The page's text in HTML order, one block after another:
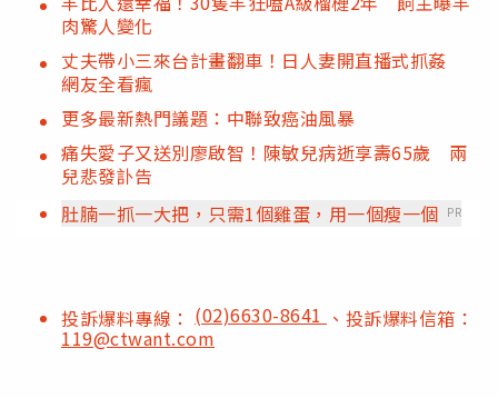
肉驚人變化
丈夫帶小三來台計畫翻車！日人妻開直播式抓姦
網友全看瘋
更多最新熱門議題：中聯致癌油風暴
痛失愛子又送別廖啟智！陳敏兒病逝享壽65歲 兩
兒悲發訃告
肚腩一抓一大把，只需1個雞蛋，用一個瘦一個 PR
投訴爆料專線： (02)6630-8641 、投訴爆料信箱：
119@ctwant.com